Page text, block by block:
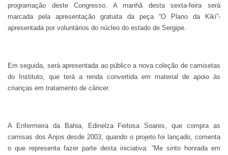
programação deste Congresso. A manhã desta sexta-feira será
marcada pela apresentação gratuita da peça “O Plano da Kiki”-
apresentada por voluntários do núcleo do estado de Sergipe.
Em seguida, será apresentada ao público a nova coleção de camisetas
do Instituto, que terá a renda convertida em material de apoio às
crianças em tratamento de câncer.
A Enfermeira da Bahia, Edinelza Feitosa Soares, que compra as
camisas dos Anjos desde 2003, quando o projeto foi lançado, comenta
o que representa fazer parte desta iniciativa: “Me sinto honrada em